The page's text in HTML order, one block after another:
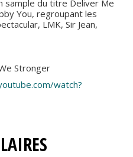
sample du titre Deliver Me
You, regroupant les
LMK, Sir Jean,
Stronger
watch?